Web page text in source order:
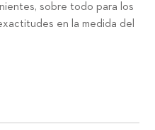
sobre todo para los
en la medida del
estas inexactitudes, se